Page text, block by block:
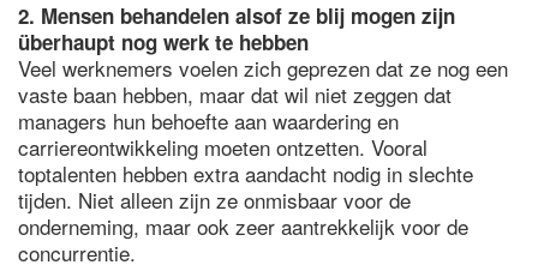
2. Mensen behandelen alsof ze blij mogen zijn
überhaupt nog werk te hebben
Veel werknemers voelen zich geprezen dat ze nog een
vaste baan hebben, maar dat wil niet zeggen dat
managers hun behoefte aan waardering en
carriereontwikkeling moeten ontzetten. Vooral
toptalenten hebben extra aandacht nodig in slechte
tijden. Niet alleen zijn ze onmisbaar voor de
onderneming, maar ook zeer aantrekkelijk voor de
concurrentie.